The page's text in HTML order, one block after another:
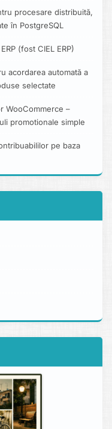
procesare distribuită,
în PostgreSQL
(fost CIEL ERP)
acordarea automată a
selectate
WooCommerce –
promotionale simple
pe baza